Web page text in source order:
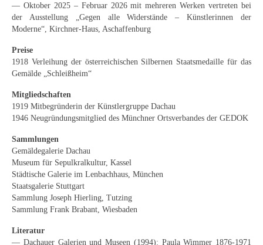
Tägliche Dosis Kunst
Themenflyer: Trügerische Idyllen
Themenflyer: Buch und Schrift in der Kunst
Themenflyer: Sehnsucht Süden
Themenflyer: Walter Becker
Themenflyer: Richild Holt
Themenflyer: Ernst Geitlinger
Themenflyer: Michel Wagner
— Oktober 2025 – Februar 2026 mit mehreren Werken vertreten bei
der Ausstellung „Gegen alle Widerstände – Künstlerinnen der
Moderne“, Kirchner-Haus, Aschaffenburg
Preise
1918 Verleihung der österreichischen Silbernen Staatsmedaille für das
Gemälde „Schleißheim“
Mitgliedschaften
1919 Mitbegründerin der Künstlergruppe Dachau
1946 Neugründungsmitglied des Münchner Ortsverbandes der GEDOK
Sammlungen
Gemäldegalerie Dachau
Museum für Sepulkralkultur, Kassel
Städtische Galerie im Lenbachhaus, München
Staatsgalerie Stuttgart
Sammlung Joseph Hierling, Tutzing
Sammlung Frank Brabant, Wiesbaden
Literatur
— Dachauer Galerien und Museen (1994): Paula Wimmer 1876-1971